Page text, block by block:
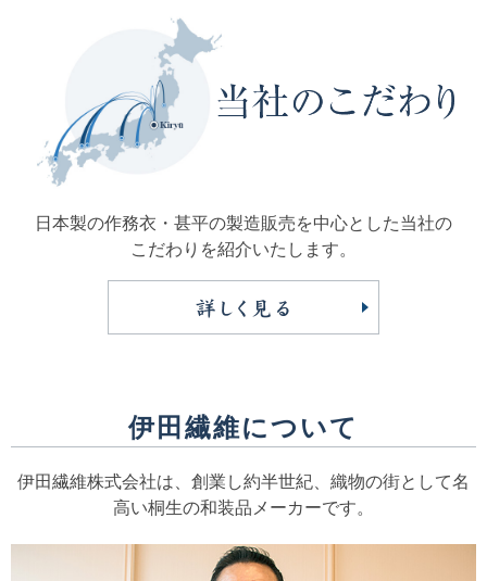
日本製の作務衣・甚平の製造販売を中心とした当社の
こだわりを紹介いたします。
伊田繊維について
伊田繊維株式会社は、創業し約半世紀、 織物の街として名
高い桐生の和装品メーカーです。